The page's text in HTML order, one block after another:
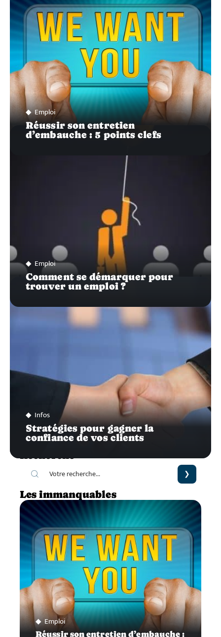
Emploi
Réussir son entretien
d’embauche : 5 points clefs
Emploi
Comment se démarquer pour
trouver un emploi ?
Infos
Stratégies pour gagner la
confiance de vos clients
Les immanquables
Emploi
Réussir son entretien d’embauche :